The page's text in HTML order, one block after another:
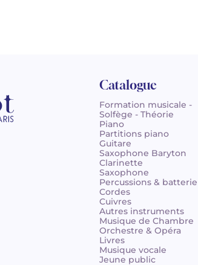
Catalogue
Formation musicale -
Solfège - Théorie
Piano
Partitions piano
Guitare
Saxophone Baryton
Clarinette
Saxophone
Percussions & batterie
Cordes
Cuivres
Autres instruments
Musique de Chambre
Orchestre & Opéra
Livres
Musique vocale
Jeune public